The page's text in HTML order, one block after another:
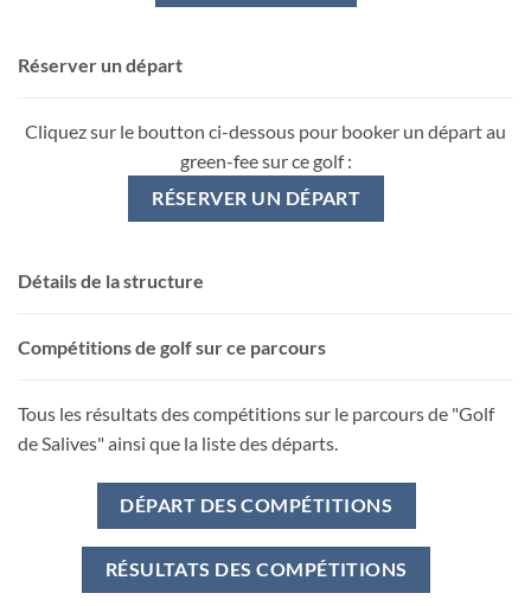
Réserver un départ
Cliquez sur le boutton ci-dessous pour booker un départ au
green-fee sur ce golf :
RÉSERVER UN DÉPART
Détails de la structure
Compétitions de golf sur ce parcours
Tous les résultats des compétitions sur le parcours de "Golf
de Salives" ainsi que la liste des départs.
DÉPART DES COMPÉTITIONS
RÉSULTATS DES COMPÉTITIONS